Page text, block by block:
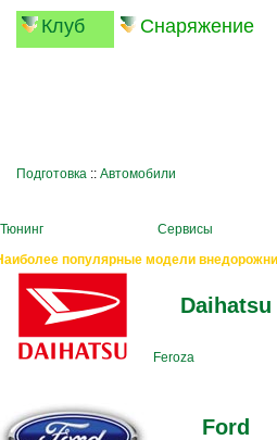
Клуб Снаряжение
Подготовка:: Автомобили
Тюнинг
Сервисы
популярные модели
Daihatsu
Feroza
Ford